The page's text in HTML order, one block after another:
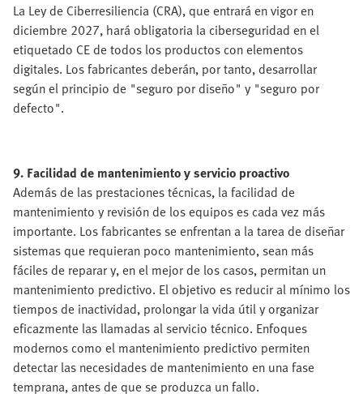
La Ley de Ciberresiliencia (CRA), que entrará en vigor en
diciembre 2027, hará obligatoria la ciberseguridad en el
etiquetado CE de todos los productos con elementos
digitales. Los fabricantes deberán, por tanto, desarrollar
según el principio de "seguro por diseño" y "seguro por
defecto".
9. Facilidad de mantenimiento y servicio proactivo
Además de las prestaciones técnicas, la facilidad de
mantenimiento y revisión de los equipos es cada vez más
importante. Los fabricantes se enfrentan a la tarea de diseñar
sistemas que requieran poco mantenimiento, sean más
fáciles de reparar y, en el mejor de los casos, permitan un
mantenimiento predictivo. El objetivo es reducir al mínimo los
tiempos de inactividad, prolongar la vida útil y organizar
eficazmente las llamadas al servicio técnico. Enfoques
modernos como el mantenimiento predictivo permiten
detectar las necesidades de mantenimiento en una fase
temprana, antes de que se produzca un fallo.